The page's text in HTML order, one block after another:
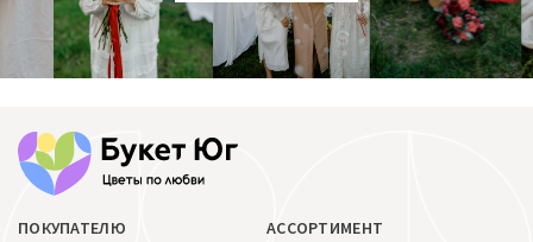
ПОКУПАТЕЛЮ
АССОРТИМЕНТ